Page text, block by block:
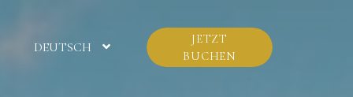
DEUTSCH
JETZT
BUCHEN